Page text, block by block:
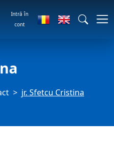
Intră în
cont
jr. Sfetcu Cristina